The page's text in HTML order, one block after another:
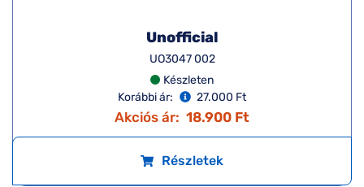
Unofficial
UO3047 002
Készleten
Korábbi ár:
27.000 Ft
Akciós ár: 18.900 Ft
Részletek